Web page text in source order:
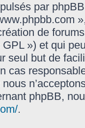
par
de
») et qui
seul but de
cas
phpBB,
.